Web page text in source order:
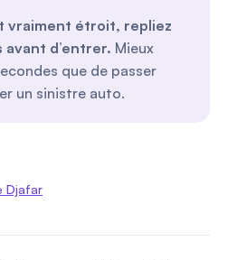
vraiment étroit, repliez
d’entrer. Mieux
que de passer
un sinistre auto.
Djafar